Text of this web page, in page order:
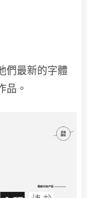
們最新的字體
品。